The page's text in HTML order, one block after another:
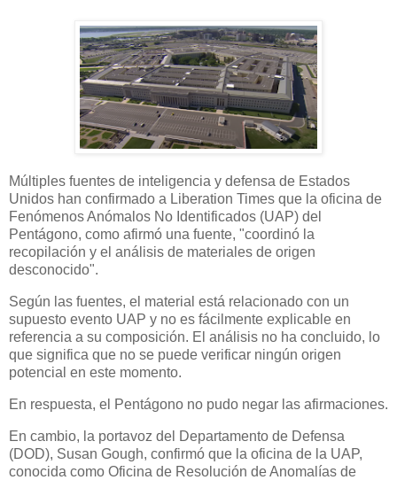
Múltiples fuentes de inteligencia y defensa de Estados
Unidos han confirmado a Liberation Times que la oficina de
Fenómenos Anómalos No Identificados (UAP) del
Pentágono, como afirmó una fuente, "coordinó la
recopilación y el análisis de materiales de origen
desconocido".
Según las fuentes, el material está relacionado con un
supuesto evento UAP y no es fácilmente explicable en
referencia a su composición. El análisis no ha concluido, lo
que significa que no se puede verificar ningún origen
potencial en este momento.
En respuesta, el Pentágono no pudo negar las afirmaciones.
En cambio, la portavoz del Departamento de Defensa
(DOD), Susan Gough, confirmó que la oficina de la UAP,
conocida como Oficina de Resolución de Anomalías de